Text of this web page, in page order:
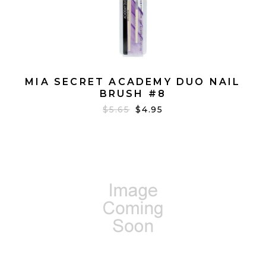
MIA SECRET ACADEMY DUO NAIL
BRUSH #8
$5.65 $4.95